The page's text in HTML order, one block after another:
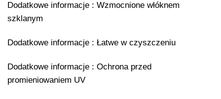
Dodatkowe informacje : Wzmocnione włóknem
szklanym
Dodatkowe informacje : Łatwe w czyszczeniu
Dodatkowe informacje : Ochrona przed
promieniowaniem UV